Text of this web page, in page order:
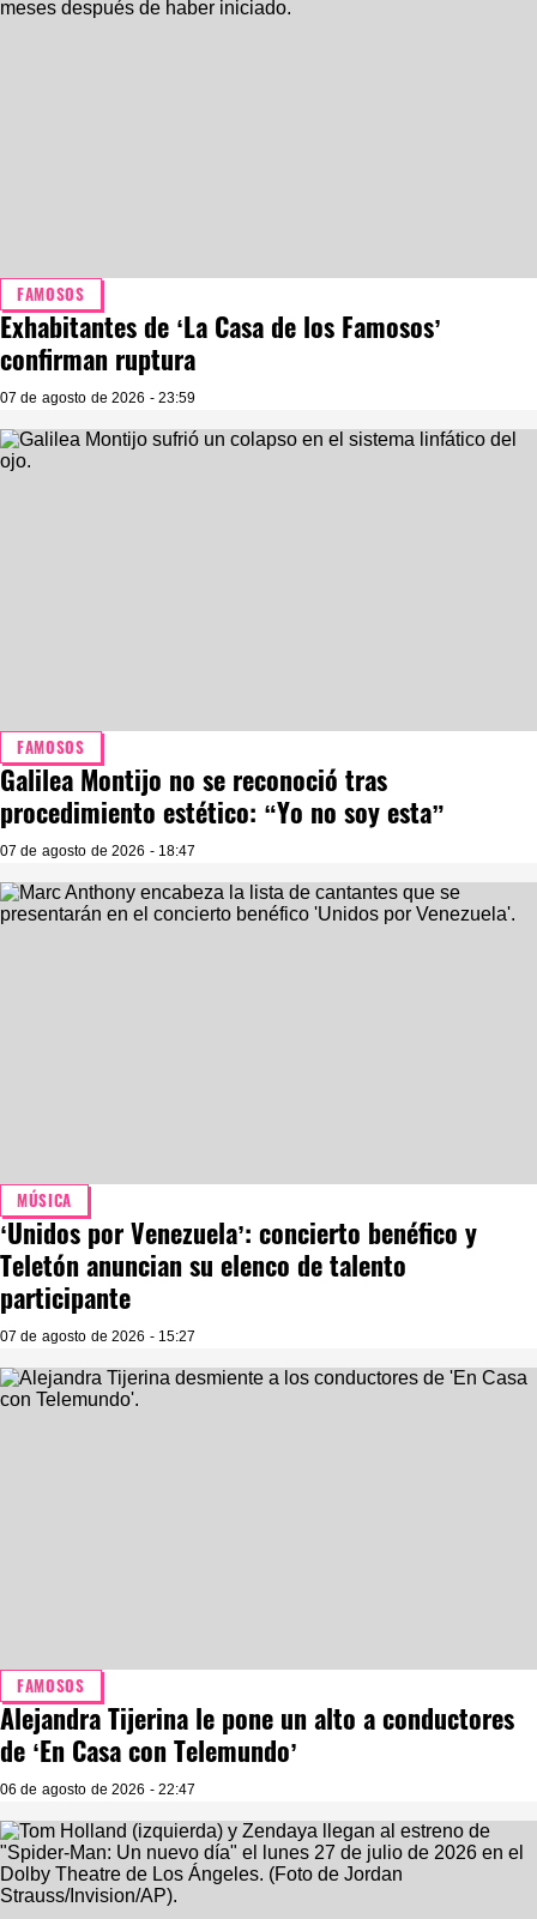
FAMOSOS
Exhabitantes de ‘La Casa de los Famosos’
confirman ruptura
07 de agosto de 2026 - 23:59
FAMOSOS
Galilea Montijo no se reconoció tras
procedimiento estético: “Yo no soy esta”
07 de agosto de 2026 - 18:47
MÚSICA
‘Unidos por Venezuela’: concierto benéfico y
Teletón anuncian su elenco de talento
participante
07 de agosto de 2026 - 15:27
FAMOSOS
Alejandra Tijerina le pone un alto a conductores
de ‘En Casa con Telemundo’
06 de agosto de 2026 - 22:47